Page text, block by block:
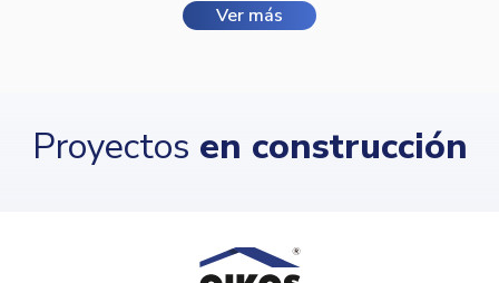
Ver más
Proyectos en construcción